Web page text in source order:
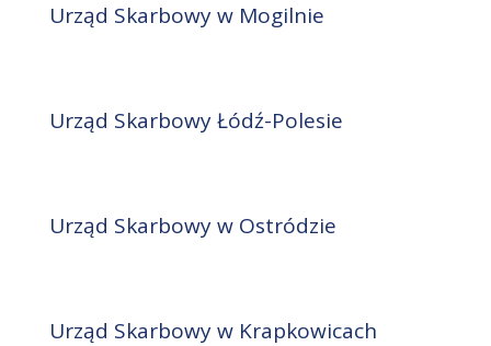
Urząd Skarbowy w Mogilnie
Urząd Skarbowy Łódź-Polesie
Urząd Skarbowy w Ostródzie
Urząd Skarbowy w Krapkowicach